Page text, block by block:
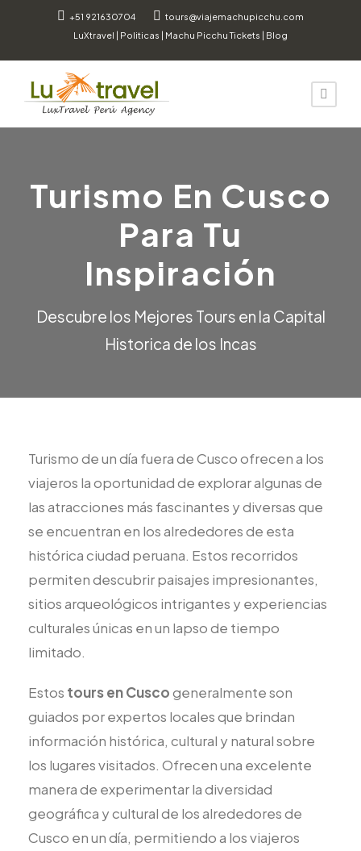
+51 921630704
tours@viajemachupicchu.com
LuXtravel | Politicas | Machu Picchu Tickets | Blog
Turismo En Cusco
Para Tu
Inspiración
Descubre los Mejores Tours en la Capital
Historica de los Incas
Turismo de un día fuera de Cusco ofrecen a los
viajeros la oportunidad de explorar algunas de
las atracciones más fascinantes y diversas que
se encuentran en los alrededores de esta
histórica ciudad peruana. Estos recorridos
permiten descubrir paisajes impresionantes,
sitios arqueológicos intrigantes y experiencias
culturales únicas en un lapso de tiempo
limitado.
Estos tours en Cuscogeneralmente son
guiados por expertos locales que brindan
información histórica, cultural y natural sobre
los lugares visitados. Ofrecen una excelente
manera de experimentar la diversidad
geográfica y cultural de los alrededores de
Cusco en un día, permitiendo a los viajeros